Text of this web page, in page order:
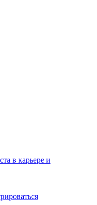
в карьере и